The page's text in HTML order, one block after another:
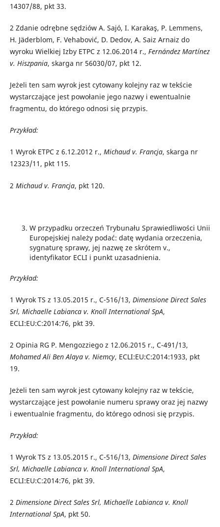
14307/88, pkt 33.
2 Zdanie odrębne sędziów A. Sajó, I. Karakaş, P. Lemmens,
H. Jäderblom, F. Vehabović, D. Dedov, A. Saiz Arnaiz do
wyroku Wielkiej Izby ETPC z 12.06.2014 r., Fernández Martínez
v. Hiszpania, skarga nr 56030/07, pkt 12.
Jeżeli ten sam wyrok jest cytowany kolejny raz w tekście
wystarczające jest powołanie jego nazwy i ewentualnie
fragmentu, do którego odnosi się przypis.
Przykład:
1 Wyrok ETPC z 6.12.2012 r., Michaud v. Francja, skarga nr
12323/11, pkt 115.
2 Michaud v. Francja, pkt 120.
W przypadku orzeczeń Trybunału Sprawiedliwości Unii
Europejskiej należy podać: datę wydania orzeczenia,
sygnaturę sprawy, jej nazwę ze skrótem v.,
identyfikator ECLI i punkt uzasadnienia.
Przykład:
1 Wyrok TS z 13.05.2015 r., C-516/13, Dimensione Direct Sales
Srl, Michaelle Labianca v. Knoll International SpA,
ECLI:EU:C:2014:76, pkt 39.
2 Opinia RG P. Mengozziego z 12.06.2015 r., C-491/13,
Mohamed Ali Ben Alaya v. Niemcy, ECLI:EU:C:2014:1933, pkt
19.
Jeżeli ten sam wyrok jest cytowany kolejny raz w tekście,
wystarczające jest powołanie numeru sprawy oraz jej nazwy
i ewentualnie fragmentu, do którego odnosi się przypis.
Przykład:
1 Wyrok TS z 13.05.2015 r., C-516/13, Dimensione Direct Sales
Srl, Michaelle Labianca v. Knoll International SpA,
ECLI:EU:C:2014:76, pkt 39.
2 Dimensione Direct Sales Srl, Michaelle Labianca v. Knoll
International SpA, pkt 50.